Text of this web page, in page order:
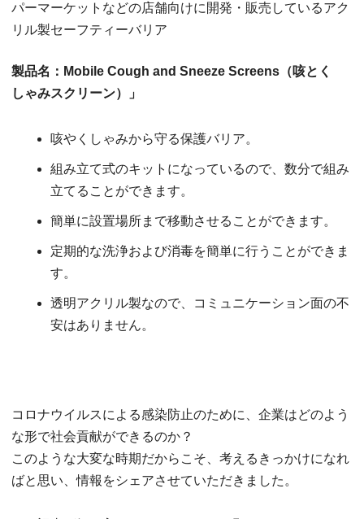
パーマーケットなどの店舗向けに開発・販売しているアク
リル製セーフティーバリア
製品名：Mobile Cough and Sneeze Screens（咳とく
しゃみスクリーン）」
咳やくしゃみから守る保護バリア。
組み立て式のキットになっているので、数分で組み
立てることができます。
簡単に設置場所まで移動させることができます。
定期的な洗浄および消毒を簡単に行うことができま
す。
透明アクリル製なので、コミュニケーション面の不
安はありません。
コロナウイルスによる感染防止のために、企業はどのよう
な形で社会貢献ができるのか？
このような大変な時期だからこそ、考えるきっかけになれ
ばと思い、情報をシェアさせていただきました。